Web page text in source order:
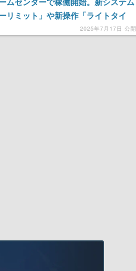
リミット」や新操作「ライトタイ
多数の新要素やリニューアルを収録
2025年7月17日 公開